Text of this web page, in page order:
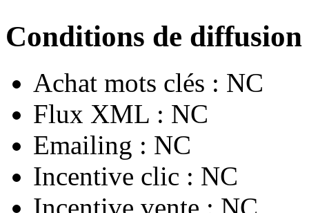
Conditions de diffusion
Achat mots clés : NC
Flux XML : NC
Emailing : NC
Incentive clic : NC